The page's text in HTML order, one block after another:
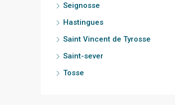
Seignosse
Hastingues
Saint Vincent de Tyrosse
Saint-sever
Tosse